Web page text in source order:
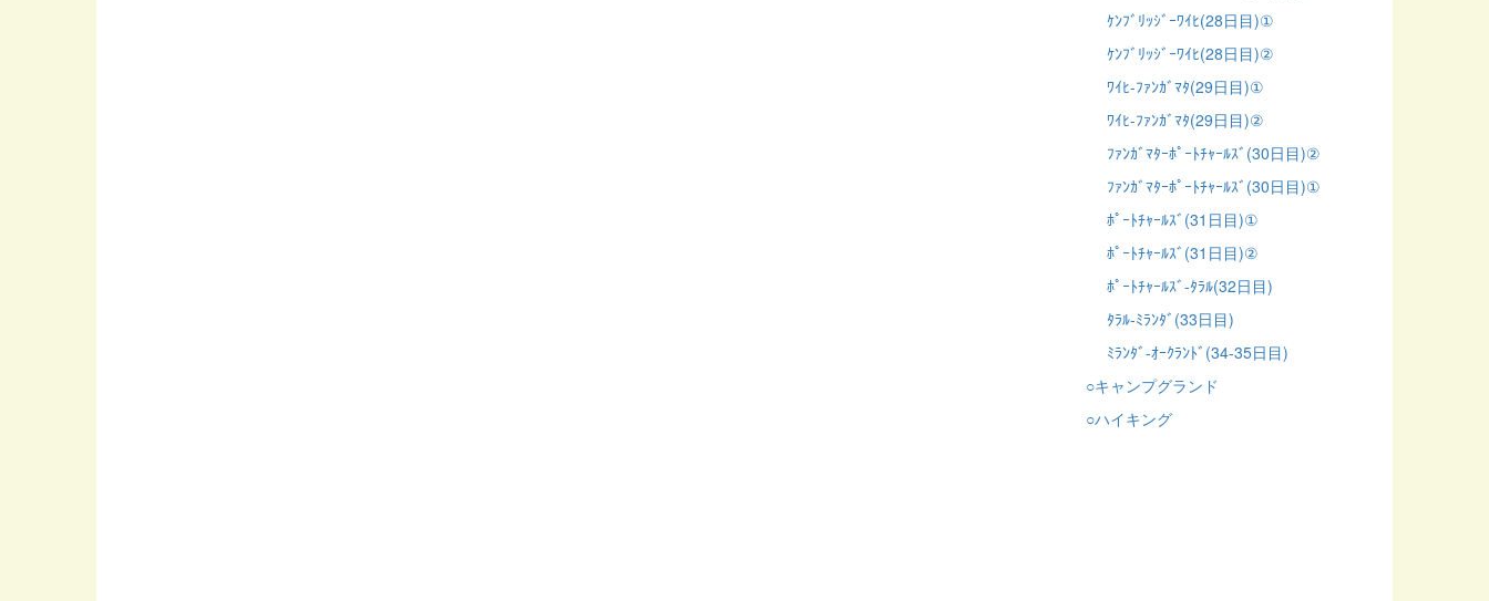
ｹﾝﾌﾞﾘｯｼﾞｰﾜｲﾋ(28日目)①
ｹﾝﾌﾞﾘｯｼﾞｰﾜｲﾋ(28日目)②
ﾜｲﾋ-ﾌｧﾝｶﾞﾏﾀ(29日目)①
ﾜｲﾋ-ﾌｧﾝｶﾞﾏﾀ(29日目)②
ﾌｧﾝｶﾞﾏﾀｰﾎﾟｰﾄﾁｬｰﾙｽﾞ(30日目)②
ﾌｧﾝｶﾞﾏﾀｰﾎﾟｰﾄﾁｬｰﾙｽﾞ(30日目)①
ﾎﾟｰﾄﾁｬｰﾙｽﾞ(31日目)①
ﾎﾟｰﾄﾁｬｰﾙｽﾞ(31日目)②
ﾎﾟｰﾄﾁｬｰﾙｽﾞ-ﾀﾗﾙ(32日目)
ﾀﾗﾙ-ﾐﾗﾝﾀﾞ(33日目)
ﾐﾗﾝﾀﾞ-ｵｰｸﾗﾝﾄﾞ(34-35日目)
○キャンプグランド
○ハイキング